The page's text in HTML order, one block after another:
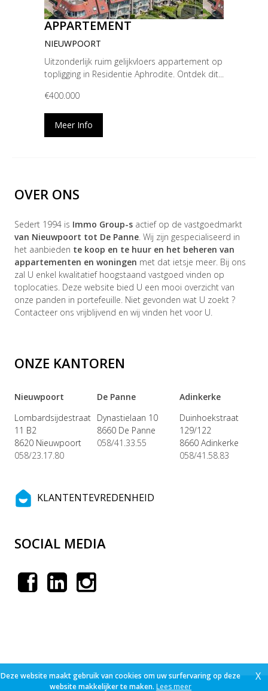
Deze website maakt gebruik van cookies om uw surfervaring op deze
website makkelijker te maken.Lees meer
X
APPARTEMENT
NIEUWPOORT
Uitzonderlijk ruim gelijkvloers appartement op
topligging in Residentie Aphrodite. Ontdek dit...
€400.000
Meer Info
OVER ONS
Sedert 1994 is Immo Group-s actief op de vastgoedmarkt
van Nieuwpoort tot De Panne. Wij zijn gespecialiseerd in
het aanbieden te koop en te huur en het beheren van
appartementen en woningen met dat ietsje meer. Bij ons
zal U enkel kwalitatief hoogstaand vastgoed vinden op
toplocaties. Deze website bied U een mooi overzicht van
onze panden in portefeuille. Niet gevonden wat U zoekt ?
Contacteer ons vrijblijvend en wij vinden het voor U.
ONZE KANTOREN
Nieuwpoort
Lombardsijdestraat
11 B2
8620 Nieuwpoort
058/23.17.80
De Panne
Dynastielaan 10
8660 De Panne
058/41.33.55
Adinkerke
Duinhoekstraat
129/122
8660 Adinkerke
058/41.58.83
KLANTENTEVREDENHEID
SOCIAL MEDIA